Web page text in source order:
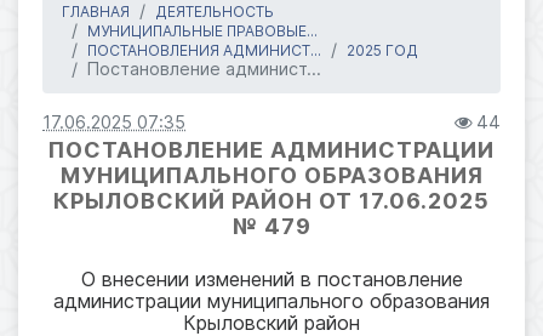
ГЛАВНАЯ
ДЕЯТЕЛЬНОСТЬ
МУНИЦИПАЛЬНЫЕ ПРАВОВЫЕ...
ПОСТАНОВЛЕНИЯ АДМИНИСТ...
2025 ГОД
Постановление админист...
17.06.2025 07:35 44
ПОСТАНОВЛЕНИЕ АДМИНИСТРАЦИИ
МУНИЦИПАЛЬНОГО ОБРАЗОВАНИЯ
КРЫЛОВСКИЙ РАЙОН ОТ 17.06.2025
№ 479
О внесении изменений в постановление
администрации муниципального образования
Крыловский район